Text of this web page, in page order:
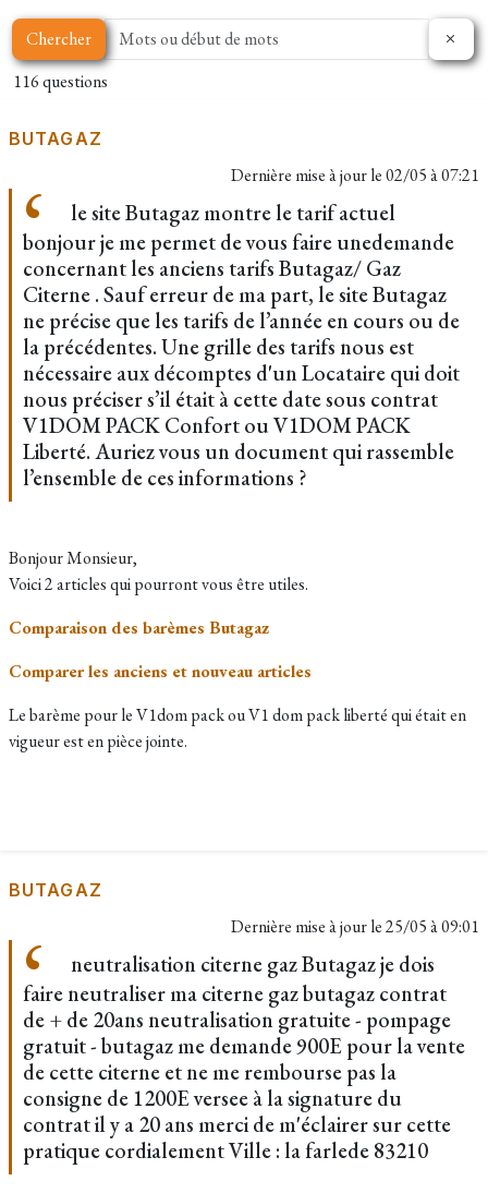
Chercher
116 questions
BUTAGAZ
Dernière mise à jour le02/05 à 07:21
le site Butagaz montre le tarif actuel
bonjour je me permet de vous faire unedemande
concernant les anciens tarifs Butagaz/ Gaz
Citerne . Sauf erreur de ma part, le site Butagaz
ne précise que les tarifs de l’année en cours ou de
la précédentes. Une grille des tarifs nous est
nécessaire aux décomptes d'un Locataire qui doit
nous préciser s’il était à cette date sous contrat
V1DOM PACK Confort ou V1DOM PACK
Liberté. Auriez vous un document qui rassemble
l’ensemble de ces informations ?
Bonjour Monsieur,
Voici 2 articles qui pourront vous être utiles.
Comparaison des barèmes Butagaz
Comparer les anciens et nouveau articles
Le barème pour le V1dom pack ou V1 dom pack liberté qui était en
vigueur est en pièce jointe.
BUTAGAZ
Dernière mise à jour le25/05 à 09:01
neutralisation citerne gaz Butagaz je dois
faire neutraliser ma citerne gaz butagaz contrat
de + de 20ans neutralisation gratuite - pompage
gratuit - butagaz me demande 900E pour la vente
de cette citerne et ne me rembourse pas la
consigne de 1200E versee à la signature du
contrat il y a 20 ans merci de m'éclairer sur cette
pratique cordialement Ville : la farlede 83210